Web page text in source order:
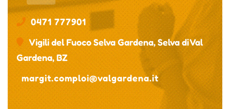
0471 777901
Vigili del Fuoco Selva Gardena, Selva di Val
Gardena, BZ
margit.comploi@valgardena.it